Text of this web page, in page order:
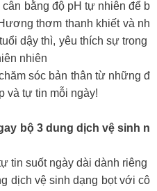
bằng độ pH tự nhiên để b
thơm thanh khiết và nh
dậy thì, yêu thích sự trong
nhiên
sóc bản thân từ những đ
và tự tin mỗi ngày!
bộ 3 dung dịch vệ sinh n
tin suốt ngày dài dành riêng
dịch vệ sinh dạng bọt với cô